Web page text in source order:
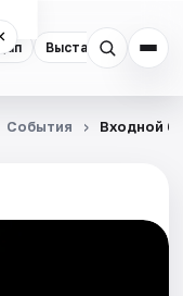
Выставки
События Входной